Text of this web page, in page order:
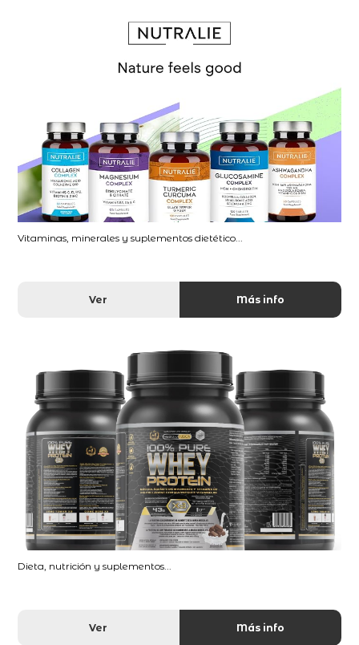
Vitaminas, minerales y suplementos dietético...
Ver Más info
Dieta, nutrición y suplementos...
Ver Más info